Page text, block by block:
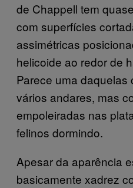
de Chappell tem
com superfícies
assimétricas
helicoide ao redor de
Parece uma
vários andares, mas
empoleiradas nas
felinos dormindo.
Apesar da aparência
basicamente xadrez